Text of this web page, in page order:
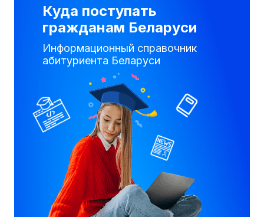
Куда поступать
гражданам Беларуси
Информационный справочник
абитуриента Беларуси